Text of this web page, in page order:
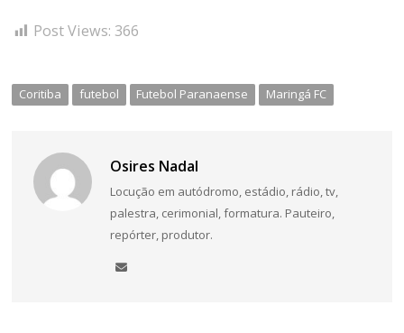
Post Views: 366
Coritiba futebol Futebol Paranaense Maringá FC
Osires Nadal
Locução em autódromo, estádio, rádio, tv,
palestra, cerimonial, formatura. Pauteiro,
repórter, produtor.